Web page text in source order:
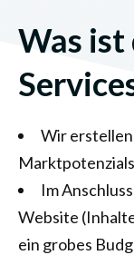
Was ist
Wir
Im
Website
ein grobes